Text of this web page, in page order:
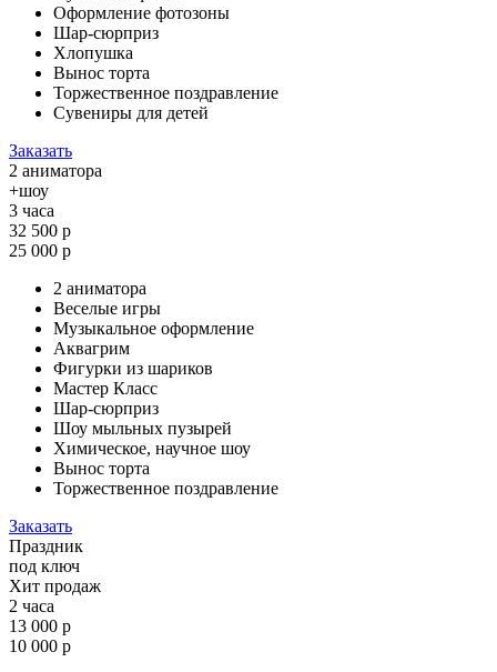
Оформление фотозоны
Шар-сюрприз
Хлопушка
Вынос торта
Торжественное поздравление
Сувениры для детей
Заказать
2 аниматора
+шоу
3 часа
32 500 р
25 000 р
2 аниматора
Веселые игры
Музыкальное оформление
Аквагрим
Фигурки из шариков
Мастер Класс
Шар-сюрприз
Шоу мыльных пузырей
Химическое, научное шоу
Вынос торта
Торжественное поздравление
Заказать
Праздник
под ключ
Хит продаж
2 часа
13 000 р
10 000 р